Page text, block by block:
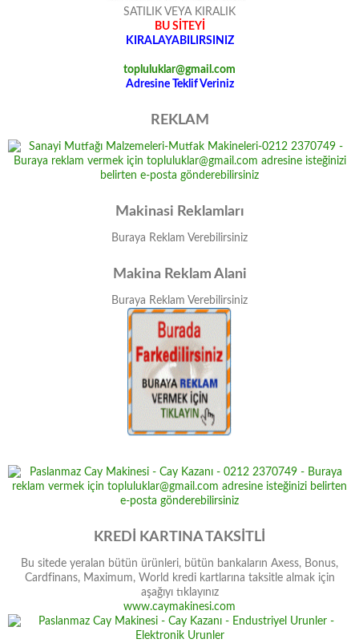
SATILIK VEYA KIRALIK
BU SİTEYİ
KIRALAYABILIRSINIZ
topluluklar@gmail.com
Adresine Teklif Veriniz
REKLAM
Makinasi Reklamları
Buraya Reklam Verebilirsiniz
Makina Reklam Alani
Buraya Reklam Verebilirsiniz
KREDİ KARTINA TAKSİTLİ
Bu sitede yeralan bütün ürünleri, bütün bankaların Axess, Bonus,
Cardfinans, Maximum, World kredi kartlarına taksitle almak için
aşağıyı tıklayınız
www.caymakinesi.com